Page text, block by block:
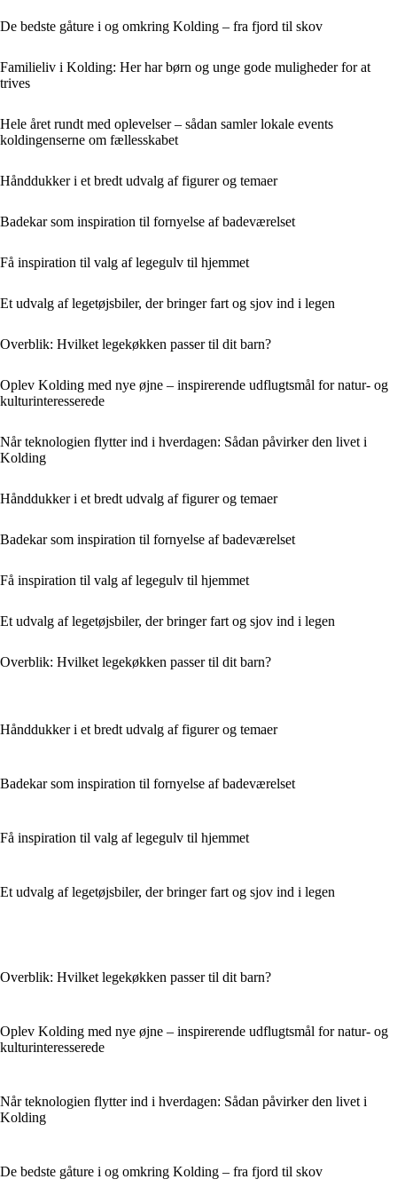
De bedste gåture i og omkring Kolding – fra fjord til skov
Familieliv i Kolding: Her har børn og unge gode muligheder for at
trives
Hele året rundt med oplevelser – sådan samler lokale events
koldingenserne om fællesskabet
Hånddukker i et bredt udvalg af figurer og temaer
Badekar som inspiration til fornyelse af badeværelset
Få inspiration til valg af legegulv til hjemmet
Et udvalg af legetøjsbiler, der bringer fart og sjov ind i legen
Overblik: Hvilket legekøkken passer til dit barn?
Oplev Kolding med nye øjne – inspirerende udflugtsmål for natur- og
kulturinteresserede
Når teknologien flytter ind i hverdagen: Sådan påvirker den livet i
Kolding
Hånddukker i et bredt udvalg af figurer og temaer
Badekar som inspiration til fornyelse af badeværelset
Få inspiration til valg af legegulv til hjemmet
Et udvalg af legetøjsbiler, der bringer fart og sjov ind i legen
Overblik: Hvilket legekøkken passer til dit barn?
Hånddukker i et bredt udvalg af figurer og temaer
Badekar som inspiration til fornyelse af badeværelset
Få inspiration til valg af legegulv til hjemmet
Et udvalg af legetøjsbiler, der bringer fart og sjov ind i legen
Overblik: Hvilket legekøkken passer til dit barn?
Oplev Kolding med nye øjne – inspirerende udflugtsmål for natur- og
kulturinteresserede
Når teknologien flytter ind i hverdagen: Sådan påvirker den livet i
Kolding
De bedste gåture i og omkring Kolding – fra fjord til skov